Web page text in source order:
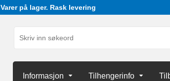
Varer på lager. Rask levering
Informasjon Tilhengerinfo